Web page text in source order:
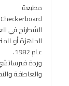
مطبعة
الجاهزة أو
عام 1982.
وردة
والعاطفة